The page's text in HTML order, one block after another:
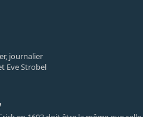
journalier
Eve Strobel